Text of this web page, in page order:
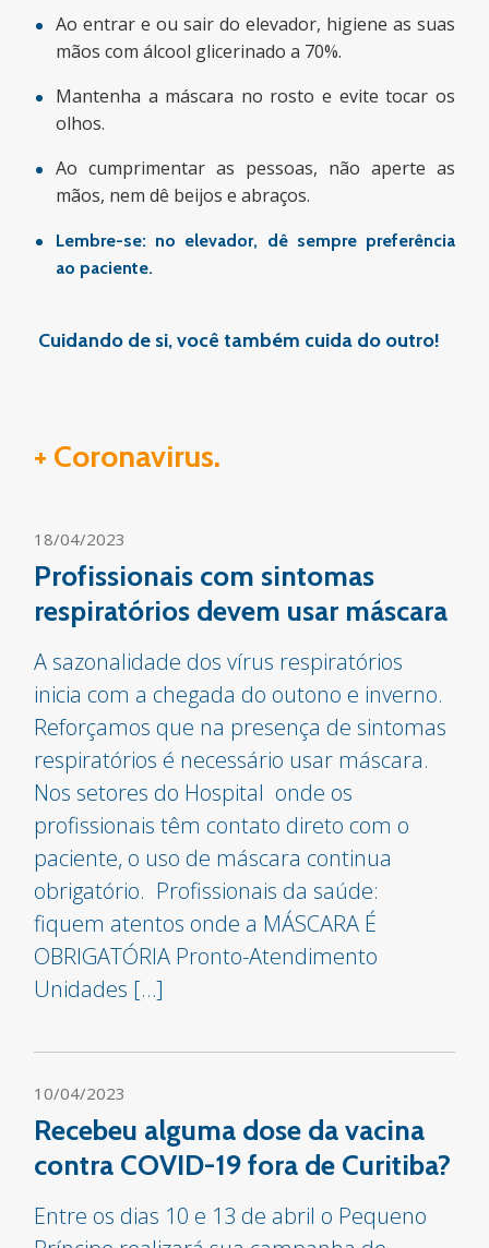
Ao entrar e ou sair do elevador, higiene as suas
mãos com álcool glicerinado a 70%.
Mantenha a máscara no rosto e evite tocar os
olhos.
Ao cumprimentar as pessoas, não aperte as
mãos, nem dê beijos e abraços.
Lembre-se: no elevador, dê sempre preferência
ao paciente.
Cuidando de si, você também cuida do outro!
+ Coronavirus.
18/04/2023
Profissionais com sintomas
respiratórios devem usar máscara
A sazonalidade dos vírus respiratórios
inicia com a chegada do outono e inverno.
Reforçamos que na presença de sintomas
respiratórios é necessário usar máscara.
Nos setores do Hospital onde os
profissionais têm contato direto com o
paciente, o uso de máscara continua
obrigatório. Profissionais da saúde:
fiquem atentos onde a MÁSCARA É
OBRIGATÓRIA Pronto-Atendimento
Unidades […]
10/04/2023
Recebeu alguma dose da vacina
contra COVID-19 fora de Curitiba?
Entre os dias 10 e 13 de abril o Pequeno